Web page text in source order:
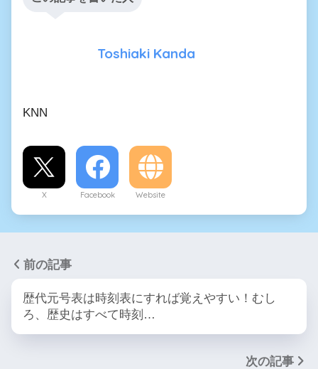
Toshiaki Kanda
KNN
X Facebook Website
前の記事
歴代元号表は時刻表にすれば覚えやすい！むし
ろ、歴史はすべて時刻…
次の記事